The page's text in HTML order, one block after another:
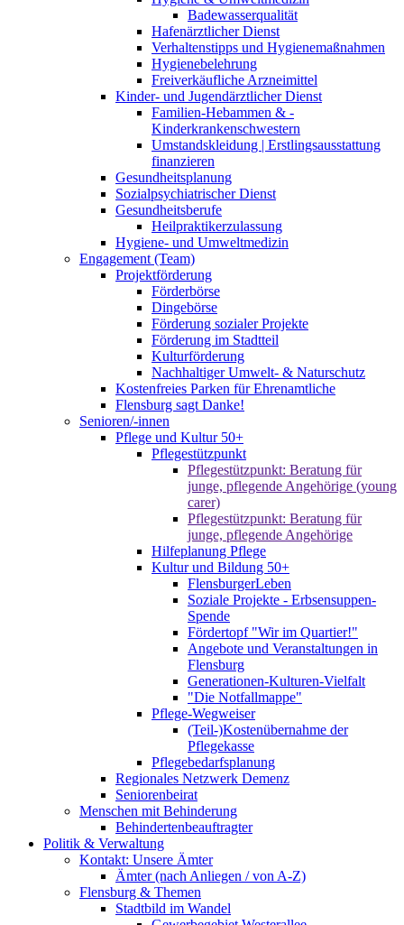
Badewasserqualität
Hafenärztlicher Dienst
Verhaltenstipps und Hygienemaßnahmen
Hygienebelehrung
Freiverkäufliche Arzneimittel
Kinder- und Jugendärztlicher Dienst
Familien-Hebammen & -
Kinderkrankenschwestern
Umstandskleidung | Erstlingsausstattung
finanzieren
Gesundheitsplanung
Sozialpsychiatrischer Dienst
Gesundheitsberufe
Heilpraktikerzulassung
Hygiene- und Umweltmedizin
Engagement (Team)
Projektförderung
Förderbörse
Dingebörse
Förderung sozialer Projekte
Förderung im Stadtteil
Kulturförderung
Nachhaltiger Umwelt- & Naturschutz
Kostenfreies Parken für Ehrenamtliche
Flensburg sagt Danke!
Senioren/-innen
Pflege und Kultur 50+
Pflegestützpunkt
Pflegestützpunkt: Beratung für
junge, pflegende Angehörige (young
carer)
Pflegestützpunkt: Beratung für
junge, pflegende Angehörige
Hilfeplanung Pflege
Kultur und Bildung 50+
FlensburgerLeben
Soziale Projekte - Erbsensuppen-
Spende
Fördertopf "Wir im Quartier!"
Angebote und Veranstaltungen in
Flensburg
Generationen-Kulturen-Vielfalt
"Die Notfallmappe"
Pflege-Wegweiser
(Teil-)Kostenübernahme der
Pflegekasse
Pflegebedarfsplanung
Regionales Netzwerk Demenz
Seniorenbeirat
Menschen mit Behinderung
Behindertenbeauftragter
Politik & Verwaltung
Kontakt: Unsere Ämter
Ämter (nach Anliegen / von A-Z)
Flensburg & Themen
Stadtbild im Wandel